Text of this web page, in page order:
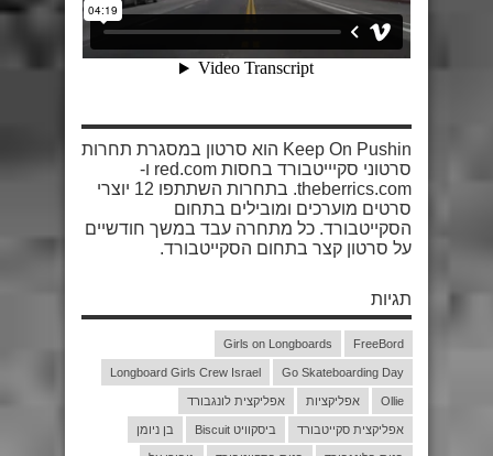
Keep On Pushin הוא סרטון במסגרת תחרות
סרטוני סקיייטבורד בחסות red.com ו-
theberrics.com. בתחרות השתתפו 12 יוצרי
סרטים מוערכים ומובילים בתחום
הסקייטבורד. כל מתחרה עבד במשך חודשיים
על סרטון קצר בתחום הסקייטבורד.
תגיות
FreeBord
Girls on Longboards
Go Skateboarding Day
Longboard Girls Crew Israel
Ollie אפליקציות אפליקצית לונגבורד
אפליקצית סקייטבורד ביסקוויט Biscuit בן ניומן